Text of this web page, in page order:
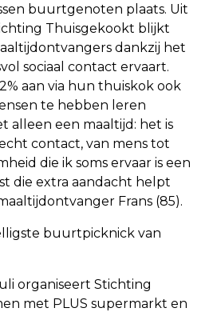
buurtgenoten plaats. Uit
Thuisgekookt blijkt
dankzij het
sociaal contact ervaart.
aan via hun thuiskok ook
te hebben leren
alleen een maaltijd: het is
contact, van mens tot
die ik soms ervaar is een
die extra aandacht helpt
Frans (85).
buurtpicknick van
organiseert Stichting
met PLUS supermarkt en